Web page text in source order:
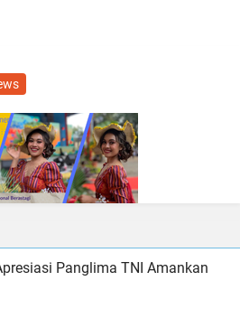
Panglima TNI Amankan